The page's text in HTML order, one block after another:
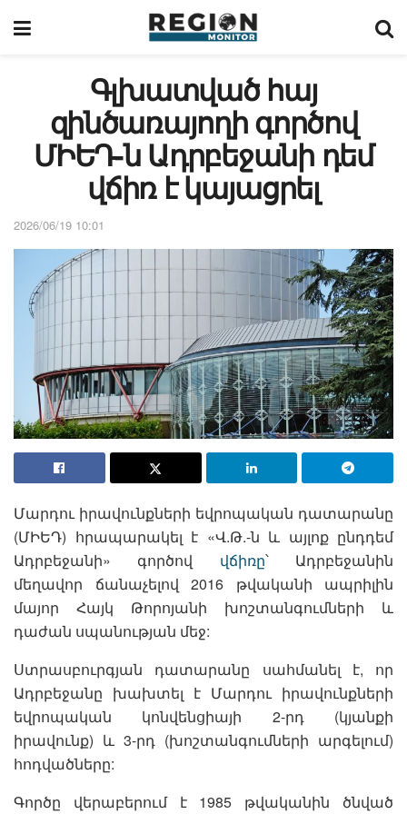
Գլխատված հայ
զինծառայողի գործով
ՄԻԵԴ-ն Ադրբեջանի դեմ
վճիռ է կայացրել
2026/06/19 10:01
Մարդու իրավունքների եվրոպական դատարանը
(ՄԻԵԴ) հրապարակել է «Վ.Թ.-ն և այլոք ընդդեմ
Ադրբեջանի» գործով վճիռը՝ Ադրբեջանին
մեղավոր ճանաչելով 2016 թվականի ապրիլին
մայոր Հայկ Թորոյանի խոշտանգումների և
դաժան սպանության մեջ:
Ստրասբուրգյան դատարանը սահմանել է, որ
Ադրբեջանը խախտել է Մարդու իրավունքների
եվրոպական կոնվենցիայի 2-րդ (կյանքի
իրավունք) և 3-րդ (խոշտանգումների արգելում)
հոդվածները:
Գործը վերաբերում է 1985 թվականին ծնված